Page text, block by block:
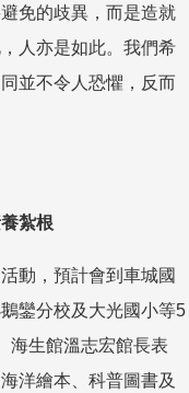
免的歧異，而是造就
人亦是如此。我們希
並不令人恐懼，反而
紮根
動，預計會到車城國
鑾分校及大光國小等5
海生館溫志宏館長表
洋繪本、科普圖書及